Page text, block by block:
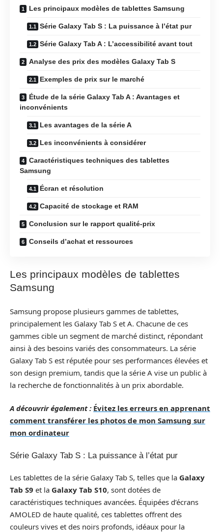
Les principaux modèles de tablettes Samsung
Série Galaxy Tab S : La puissance à l’état pur
Série Galaxy Tab A : L’accessibilité avant tout
Analyse des prix des modèles Galaxy Tab S
Exemples de prix sur le marché
Étude de la série Galaxy Tab A : Avantages et
inconvénients
Les avantages de la série A
Les inconvénients à considérer
Caractéristiques techniques des tablettes
Samsung
Écran et résolution
Capacité de stockage et RAM
Conclusion sur le rapport qualité-prix
Conseils d’achat et ressources
Les principaux modèles de tablettes
Samsung
Samsung propose plusieurs gammes de tablettes,
principalement les Galaxy Tab S et A. Chacune de ces
gammes cible un segment de marché distinct, répondant
ainsi à des besoins variés des consommateurs. La série
Galaxy Tab S est réputée pour ses performances élevées et
son design premium, tandis que la série A vise un public à
la recherche de fonctionnalités à un prix abordable.
A découvrir également : Évitez les erreurs en apprenant
comment transférer les photos de mon Samsung sur
mon ordinateur
Série Galaxy Tab S : La puissance à l’état pur
Les tablettes de la série Galaxy Tab S, telles que la Galaxy
Tab S9 et la Galaxy Tab S10, sont dotées de
caractéristiques techniques avancées. Équipées d’écrans
AMOLED de haute qualité, ces tablettes offrent des
couleurs vives et des noirs profonds, idéaux pour la